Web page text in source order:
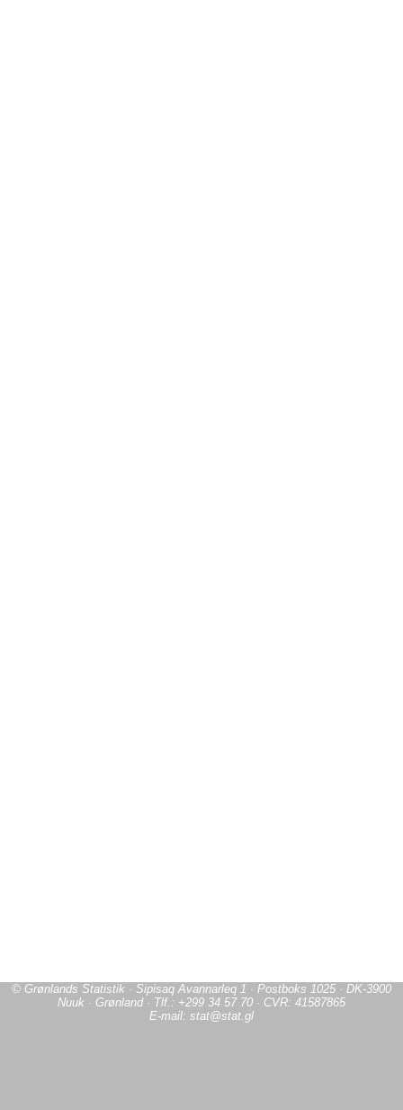
© Grønlands Statistik · Sipisaq Avannarleq 1 · Postboks 1025 · DK-3900
Nuuk · Grønland · Tlf.: +299 34 57 70 · CVR: 41587865
E-mail: stat@stat.gl